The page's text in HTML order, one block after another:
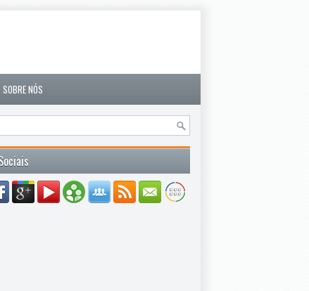
SOBRE NÓS